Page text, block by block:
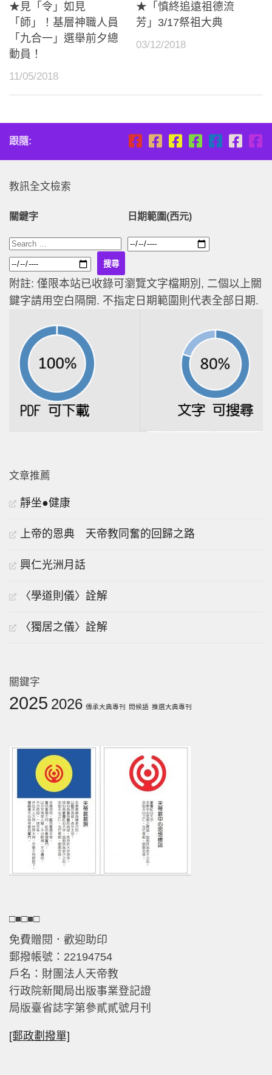
★見「令」如見
「師」！基層神職人員
「九合一」選舉前夕總
動員！
11/05/2018
★「慎終追遠祖德流
芳」3/17祭祖大典
03/12/2018
跟隨:
教訊全文檢索
關鍵字 日期範圍(西元)
附註: 僅限本站已收錄可瀏覽文字檔期別, 二個以上關
鍵字請用空白隔開. 不指定日期範圍則代表全部日期.
文章推薦
靜坐●健康
上帝的恩典 天帝教同奮的回歸之路
興仁光洲月話
〈學道則儀〉詮解
〈獨居之儀〉詮解
關鍵字
2025 2026 傳承大典專刊 問候語 推選大典專刊
□■□■□
免費贈閱．歡迎助印
郵撥帳號：22194754
戶名：財團法人天帝教
行政院新聞局出版事業登記證
局版臺省誌字第參貳貳號月刊
[郵政劃撥單]